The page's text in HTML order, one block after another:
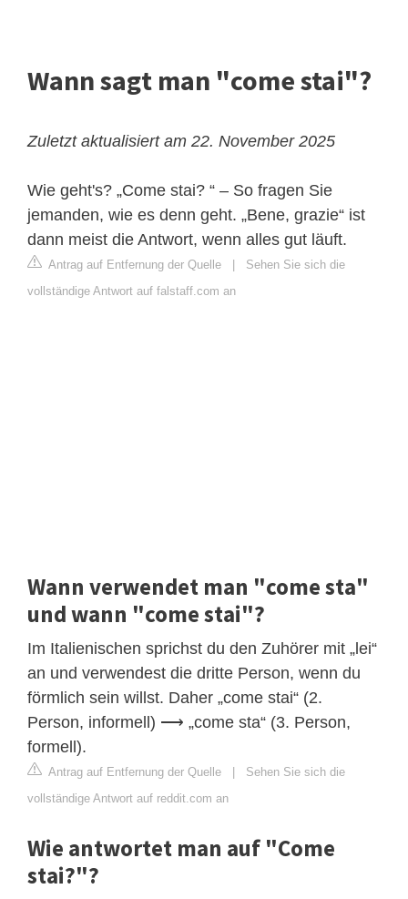
Wann sagt man "come stai"?
Zuletzt aktualisiert am 22. November 2025
Wie geht's? „Come stai? “ – So fragen Sie
jemanden, wie es denn geht. „Bene, grazie“ ist
dann meist die Antwort, wenn alles gut läuft.
Antrag auf Entfernung der Quelle
Sehen Sie sich die
vollständige Antwort auf falstaff.com an
Wann verwendet man "come sta"
und wann "come stai"?
Im Italienischen sprichst du den Zuhörer mit „lei“
an und verwendest die dritte Person, wenn du
förmlich sein willst. Daher „come stai“ (2.
Person, informell) ⟶ „come sta“ (3. Person,
formell).
Antrag auf Entfernung der Quelle
Sehen Sie sich die
vollständige Antwort auf reddit.com an
Wie antwortet man auf "Come
stai?"?